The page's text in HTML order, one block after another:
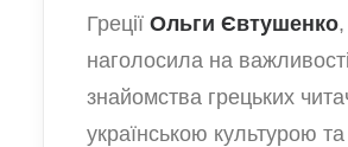
Греції Ольги Євтушенко
наголосила на важливості
знайомства грецьких
українською культурою та